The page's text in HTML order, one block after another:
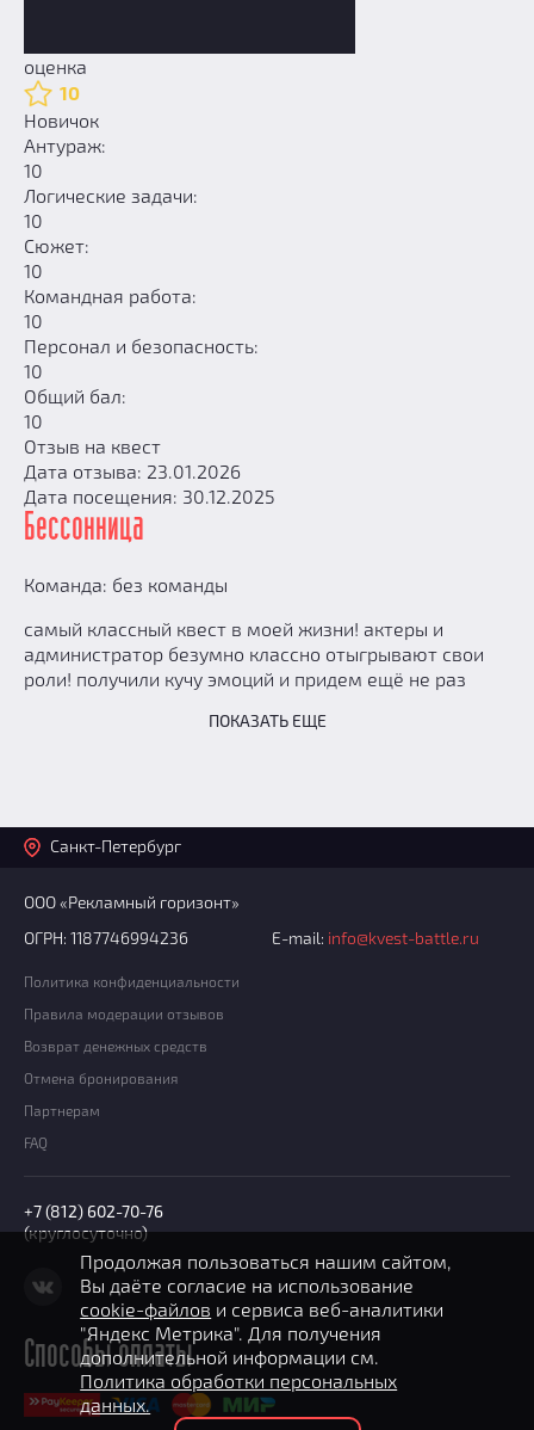
оценка
10
Новичок
Антураж:
10
Логические задачи:
10
Сюжет:
10
Командная работа:
10
Персонал и безопасность:
10
Общий бал:
10
Отзыв на квест
Дата отзыва: 23.01.2026
Дата посещения: 30.12.2025
Бессонница
Команда: без команды
самый классный квест в моей жизни! актеры и
администратор безумно классно отыгрывают свои
роли! получили кучу эмоций и придем ещё не раз
ПОКАЗАТЬ ЕЩЕ
Санкт-Петербург
ООО «Рекламный горизонт»
ОГРН: 1187746994236
E-mail: info@kvest-battle.ru
Политика конфиденциальности
Правила модерации отзывов
Возврат денежных средств
Отмена бронирования
Партнерам
FAQ
+7 (812) 602-70-76
(круглосуточно)
Способы оплаты
Продолжая пользоваться нашим сайтом,
Вы даёте согласие на использование
cookie-файлов и сервиса веб-аналитики
"Яндекс Метрика". Для получения
дополнительной информации см.
Политика обработки персональных
данных.